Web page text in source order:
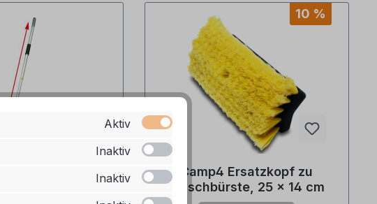
70-110cm
10 %
Camp4 Ersatzkopf zu
Waschbürste, 25 x 14 cm
Aktiv
Inaktiv
Inaktiv